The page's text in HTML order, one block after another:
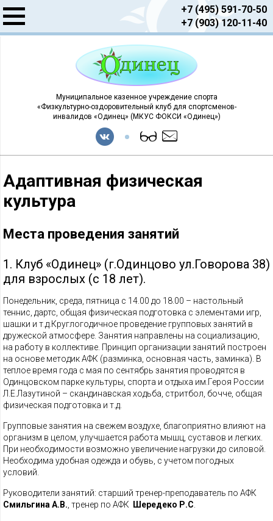
+7 (495) 591-70-50
+7 (903) 120-11-40
Муниципальное казенное учреждение спорта
«Физкультурно-оздоровительный клуб для спортсменов-
инвалидов «Одинец» (МКУС ФОКСИ «Одинец»)
Адаптивная физическая
культура
Места проведения занятий
1. Клуб «Одинец» (г.Одинцово ул.Говорова 38)
для взрослых (с 18 лет).
Понедельник, среда, пятница с 14.00 до 18.00 – настольный
теннис, дартс, общая физическая подготовка с элементами игр,
шашки и т.д.Круглогодичное проведение групповых занятий в
дружеской атмосфере. Занятия направлены на социализацию,
на работу в коллективе. Принцип организации занятий построен
на основе методик АФК (разминка, основная часть, заминка). В
теплое время года с мая по сентябрь занятия проводятся в
Одинцовском парке культуры, спорта и отдыха им.Героя России
Л.Е.Лазутиной – скандинавская ходьба, стритбол, бочче, общая
физическая подготовка и т.д.
Групповые занятия на свежем воздухе, благоприятно влияют на
организм в целом, улучшается работа мышц, суставов и легких.
При необходимости возможно увеличение нагрузки до силовой.
Необходима удобная одежда и обувь, с учетом погодных
условий.
Руководители занятий: старший тренер-преподаватель по АФК
Смильгина А.В. , тренер по АФК Шередеко Р.С